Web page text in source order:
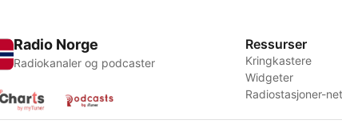
Radio Norge
Radiokanaler og podcaster
Ressurser
Kringkastere
Widgeter
Radiostasjoner-